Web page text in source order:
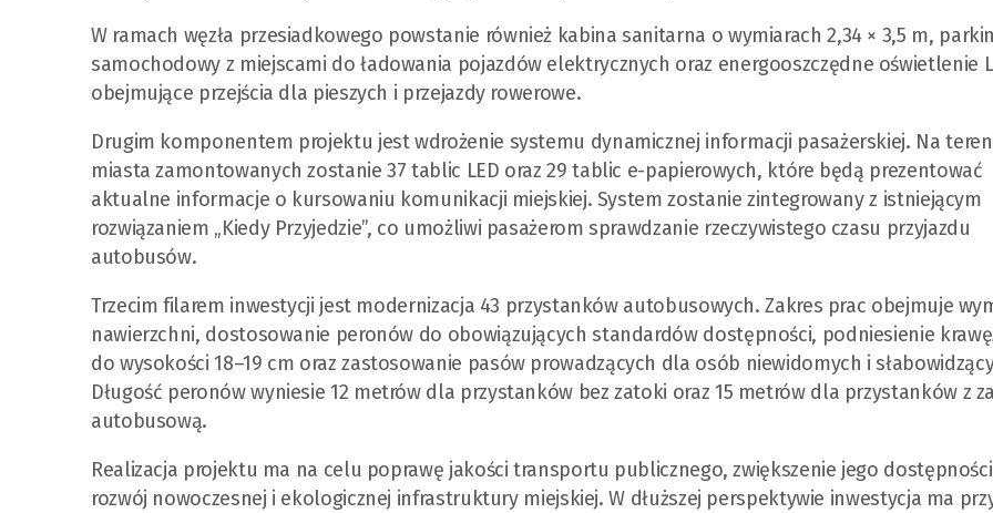
W ramach węzła przesiadkowego powstanie również kabina sanitarna o wymiarach 2,34 × 3,5 m,
samochodowy z miejscami do ładowania pojazdów elektrycznych oraz energooszczędne oświetlenie
obejmujące przejścia dla pieszych i przejazdy rowerowe.
Drugim komponentem projektu jest wdrożenie systemu dynamicznej informacji pasażerskiej. Na
miasta zamontowanych zostanie 37 tablic LED oraz 29 tablic e-papierowych, które będą prezentować
aktualne informacje o kursowaniu komunikacji miejskiej. System zostanie zintegrowany z istniejącym
rozwiązaniem „Kiedy Przyjedzie”, co umożliwi pasażerom sprawdzanie rzeczywistego czasu przyjazdu
autobusów.
Trzecim filarem inwestycji jest modernizacja 43 przystanków autobusowych. Zakres prac obejmuje
nawierzchni, dostosowanie peronów do obowiązujących standardów dostępności, podniesienie
do wysokości 18–19 cm oraz zastosowanie pasów prowadzących dla osób niewidomych i
Długość peronów wyniesie 12 metrów dla przystanków bez zatoki oraz 15 metrów dla przystanków z
autobusową.
Realizacja projektu ma na celu poprawę jakości transportu publicznego, zwiększenie jego
rozwój nowoczesnej i ekologicznej infrastruktury miejskiej. W dłuższej perspektywie inwestycja ma